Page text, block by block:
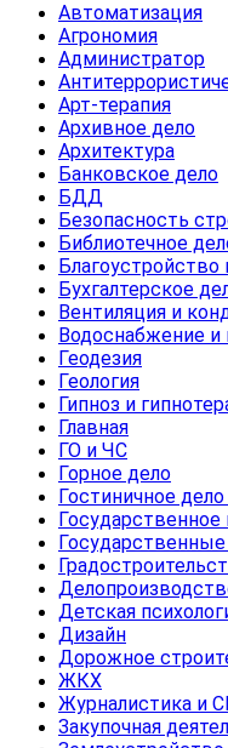
Автоматизация
Агрономия
Администратор
Арт-терапия
Архивное дело
Архитектура
Банковское дело
БДД
Безопасность
Библиотечное
Благоустройство
Бухгалтерское
Вентиляция и
Водоснабжение и
Геодезия
Геология
Гипноз и
Главная
ГО и ЧС
Горное дело
Гостиничное
Детская
Дизайн
Дорожное
ЖКХ
Журналистика и
Закупочная